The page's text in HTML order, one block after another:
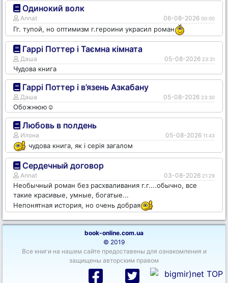
Одинокий волк
Annat 06-08-2026 00:00
Гг. тупой, но оптимизм г.героини украсил роман
Гаррі Поттер і Таємна кімната
Даша 05-08-2026 23:31
Чудова книга
Гаррі Поттер і в’язень Азкабану
Даша 05-08-2026 23:30
Обожнюю☺️
Любовь в полдень
Илона 05-08-2026 11:43
чудова книга, як і серія загалом
Сердечный договор
Annat 03-08-2026 21:29
Необычный роман без расхваливания г.г....обычно, все
такие красивые, умные, богатые...
Непонятная история, но очень добрая
book-online.com.ua
© 2019
Все книги на нашем сайте предоставены для ознакомления и
защищены авторским правом